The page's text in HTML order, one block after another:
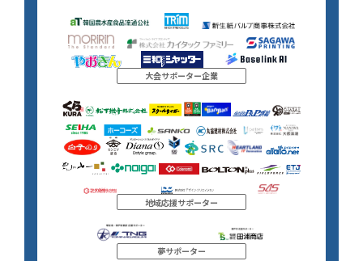
大会サポーター企業
地域応援サポーター
夢サポーター